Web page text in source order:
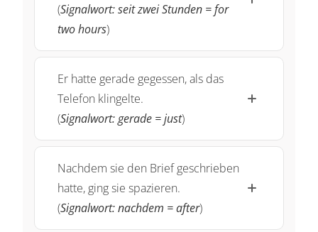
(Signalwort: seit zwei Stunden = for
two hours)
Er hatte gerade gegessen, als das
Telefon klingelte.
(Signalwort: gerade = just)
Nachdem sie den Brief geschrieben
hatte, ging sie spazieren.
(Signalwort: nachdem = after)